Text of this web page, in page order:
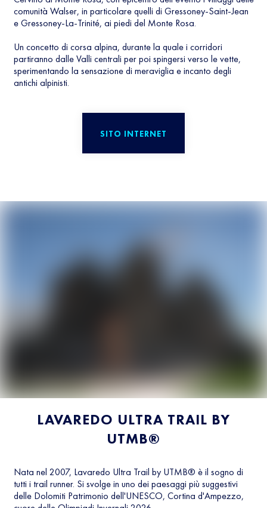
comunità Walser, in particolare quelli di Gressoney-Saint-Jean
e Gressoney-La-Trinité, ai piedi del Monte Rosa.
Un concetto di corsa alpina, durante la quale i corridori
partiranno dalle Valli centrali per poi spingersi verso le vette,
sperimentando la sensazione di meraviglia e incanto degli
antichi alpinisti.
SITO INTERNET
LAVAREDO ULTRA TRAIL BY
UTMB®
Nata nel 2007, Lavaredo Ultra Trail by UTMB® è il sogno di
tutti i trail runner. Si svolge in uno dei paesaggi più suggestivi
delle Dolomiti Patrimonio dell'UNESCO, Cortina d'Ampezzo,